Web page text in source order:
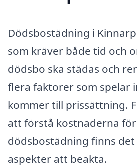
Dödsbostädning i
som kräver både tid och
dödsbo ska städas och
flera faktorer som spelar
kommer till prissättning.
att förstå kostnaderna för
dödsbostädning finns
aspekter att beakta.